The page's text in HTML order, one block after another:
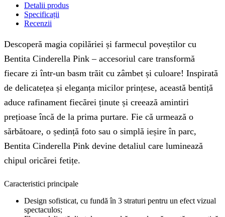
Detalii produs
Specificații
Recenzii
Descoperă magia copilăriei și farmecul poveștilor cu
Bentita Cinderella Pink – accesoriul care transformă
fiecare zi într-un basm trăit cu zâmbet și culoare! Inspirată
de delicatețea și eleganța micilor prințese, această bentiță
aduce rafinament fiecărei ținute și creează amintiri
prețioase încă de la prima purtare. Fie că urmează o
sărbătoare, o ședință foto sau o simplă ieșire în parc,
Bentita Cinderella Pink devine detaliul care luminează
chipul oricărei fetițe.
Caracteristici principale
Design sofisticat, cu fundă în 3 straturi pentru un efect vizual
spectaculos;